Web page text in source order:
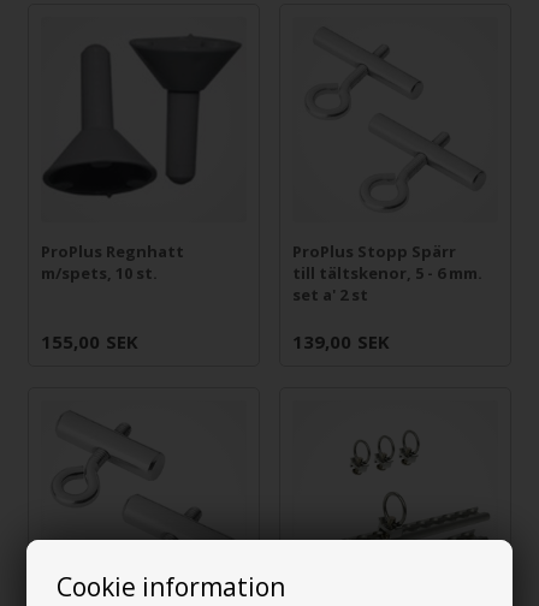
Cookie information
ProPlus Regnhatt
m/spets, 10 st.
155,00 SEK
ProPlus Stopp Spärr
till tältskenor, 5 - 6 mm.
set a' 2 st
139,00 SEK